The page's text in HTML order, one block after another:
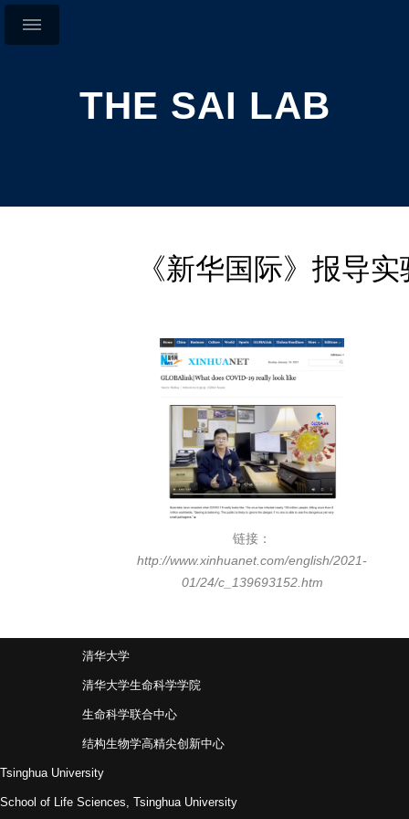
THE SAI LAB
《新华国际》报导
链接：
http://www.xinhuanet.com/english/2021-
01/24/c_139693152.htm
清华大学
清华大学生命科学学院
生命科学联合中心
结构生物学高精尖创新中心
Tsinghua University
School of Life Sciences, Tsinghua University